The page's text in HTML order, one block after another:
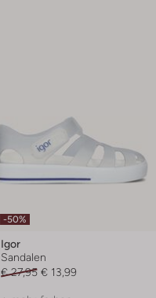
-50%
Igor
Sandalen
€ 27,95 € 13,99